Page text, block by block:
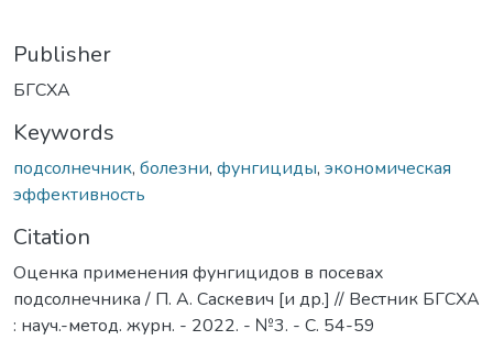
Publisher
БГСХА
Keywords
подсолнечник, болезни, фунгициды, экономическая
эффективность
Citation
Оценка применения фунгицидов в посевах
подсолнечника / П. А. Саскевич [и др.] // Вестник БГСХА
: науч.-метод. журн. - 2022. - №3. - С. 54-59